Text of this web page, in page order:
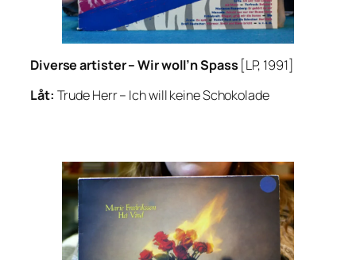
Diverse artister –Wir woll’n Spass [LP, 1991]
Låt: Trude Herr – Ich will keine Schokolade